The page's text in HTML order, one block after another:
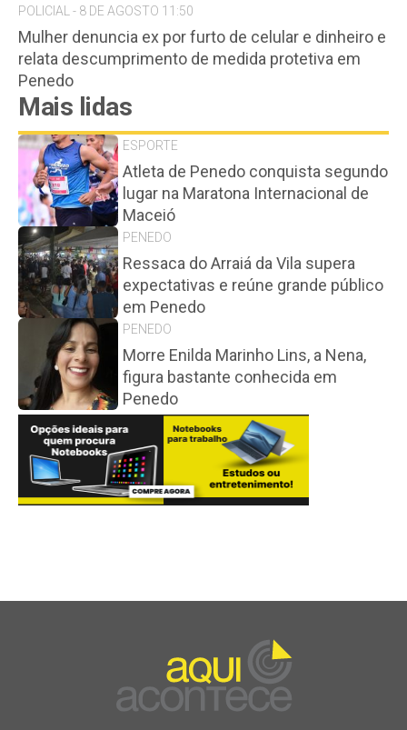
POLICIAL - 8 DE AGOSTO 11:50
Mulher denuncia ex por furto de celular e dinheiro e
relata descumprimento de medida protetiva em
Penedo
Mais lidas
ESPORTE
Atleta de Penedo conquista segundo
lugar na Maratona Internacional de
Maceió
PENEDO
Ressaca do Arraiá da Vila supera
expectativas e reúne grande público
em Penedo
PENEDO
Morre Enilda Marinho Lins, a Nena,
figura bastante conhecida em
Penedo